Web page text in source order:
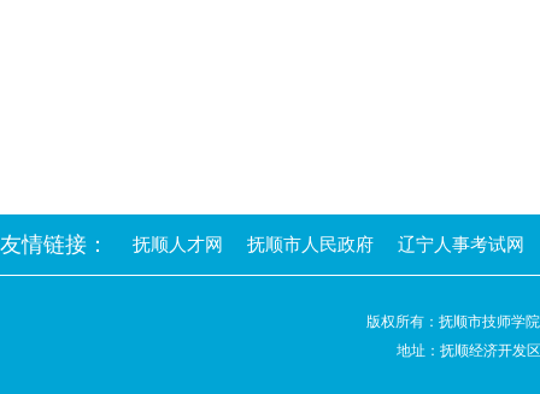
友情链接： 抚顺人才网 抚顺市人民政府 辽宁人事考试网
版权所有：抚顺市技师学
地址：抚顺经济开发